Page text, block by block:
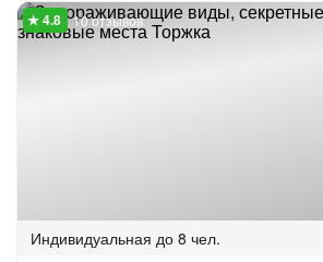
10 отзывов
Индивидуальная до 8 чел.